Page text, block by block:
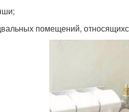
помещений,